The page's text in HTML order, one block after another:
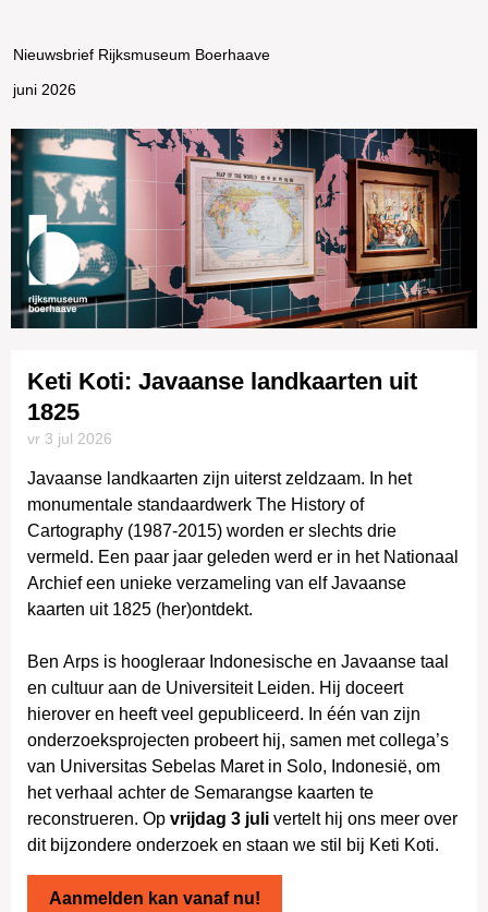
Nieuwsbrief Rijksmuseum Boerhaave
juni 2026
Keti Koti: Javaanse landkaarten uit
1825
vr 3 jul 2026
Javaanse landkaarten zijn uiterst zeldzaam. In het
monumentale standaardwerk The History of
Cartography (1987-2015) worden er slechts drie
vermeld. Een paar jaar geleden werd er in het Nationaal
Archief een unieke verzameling van elf Javaanse
kaarten uit 1825 (her)ontdekt.
Ben Arps is hoogleraar Indonesische en Javaanse taal
en cultuur aan de Universiteit Leiden. Hij doceert
hierover en heeft veel gepubliceerd. In één van zijn
onderzoeksprojecten probeert hij, samen met collega’s
van Universitas Sebelas Maret in Solo, Indonesië, om
het verhaal achter de Semarangse kaarten te
reconstrueren. Op vrijdag 3 juli vertelt hij ons meer over
dit bijzondere onderzoek en staan we stil bij Keti Koti.
Aanmelden kan vanaf nu!